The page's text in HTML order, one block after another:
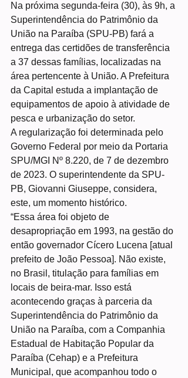
Na próxima segunda-feira (30), às 9h, a
Superintendência do Patrimônio da
União na Paraíba (SPU-PB) fará a
entrega das certidões de transferência
a 37 dessas famílias, localizadas na
área pertencente à União. A Prefeitura
da Capital estuda a implantação de
equipamentos de apoio à atividade de
pesca e urbanização do setor.
A regularização foi determinada pelo
Governo Federal por meio da Portaria
SPU/MGI Nº 8.220, de 7 de dezembro
de 2023. O superintendente da SPU-
PB, Giovanni Giuseppe, considera,
este, um momento histórico.
“Essa área foi objeto de
desapropriação em 1993, na gestão do
então governador Cícero Lucena [atual
prefeito de João Pessoa]. Não existe,
no Brasil, titulação para famílias em
locais de beira-mar. Isso está
acontecendo graças à parceria da
Superintendência do Patrimônio da
União na Paraíba, com a Companhia
Estadual de Habitação Popular da
Paraíba (Cehap) e a Prefeitura
Municipal, que acompanhou todo o